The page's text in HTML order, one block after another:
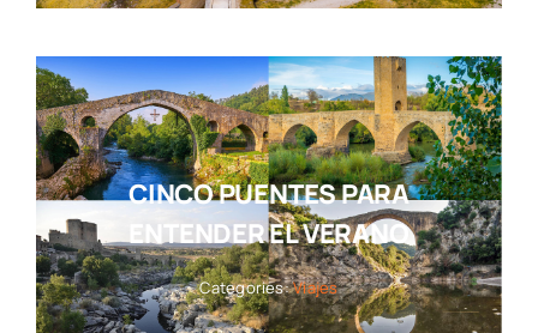
CINCO PUENTES PARA
ENTENDER EL VERANO
Categories:Viajes